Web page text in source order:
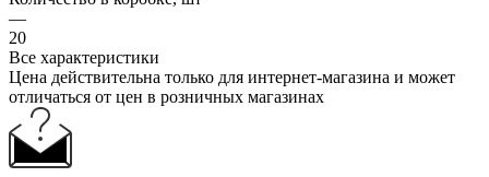
—
20
Все характеристики
Цена действительна только для интернет-магазина и может
отличаться от цен в розничных магазинах